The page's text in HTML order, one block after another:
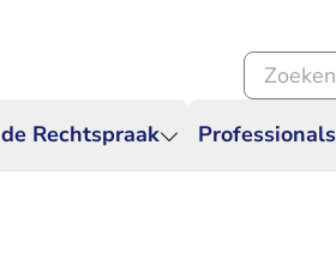
de Rechtspraak Professionals
Zoeken